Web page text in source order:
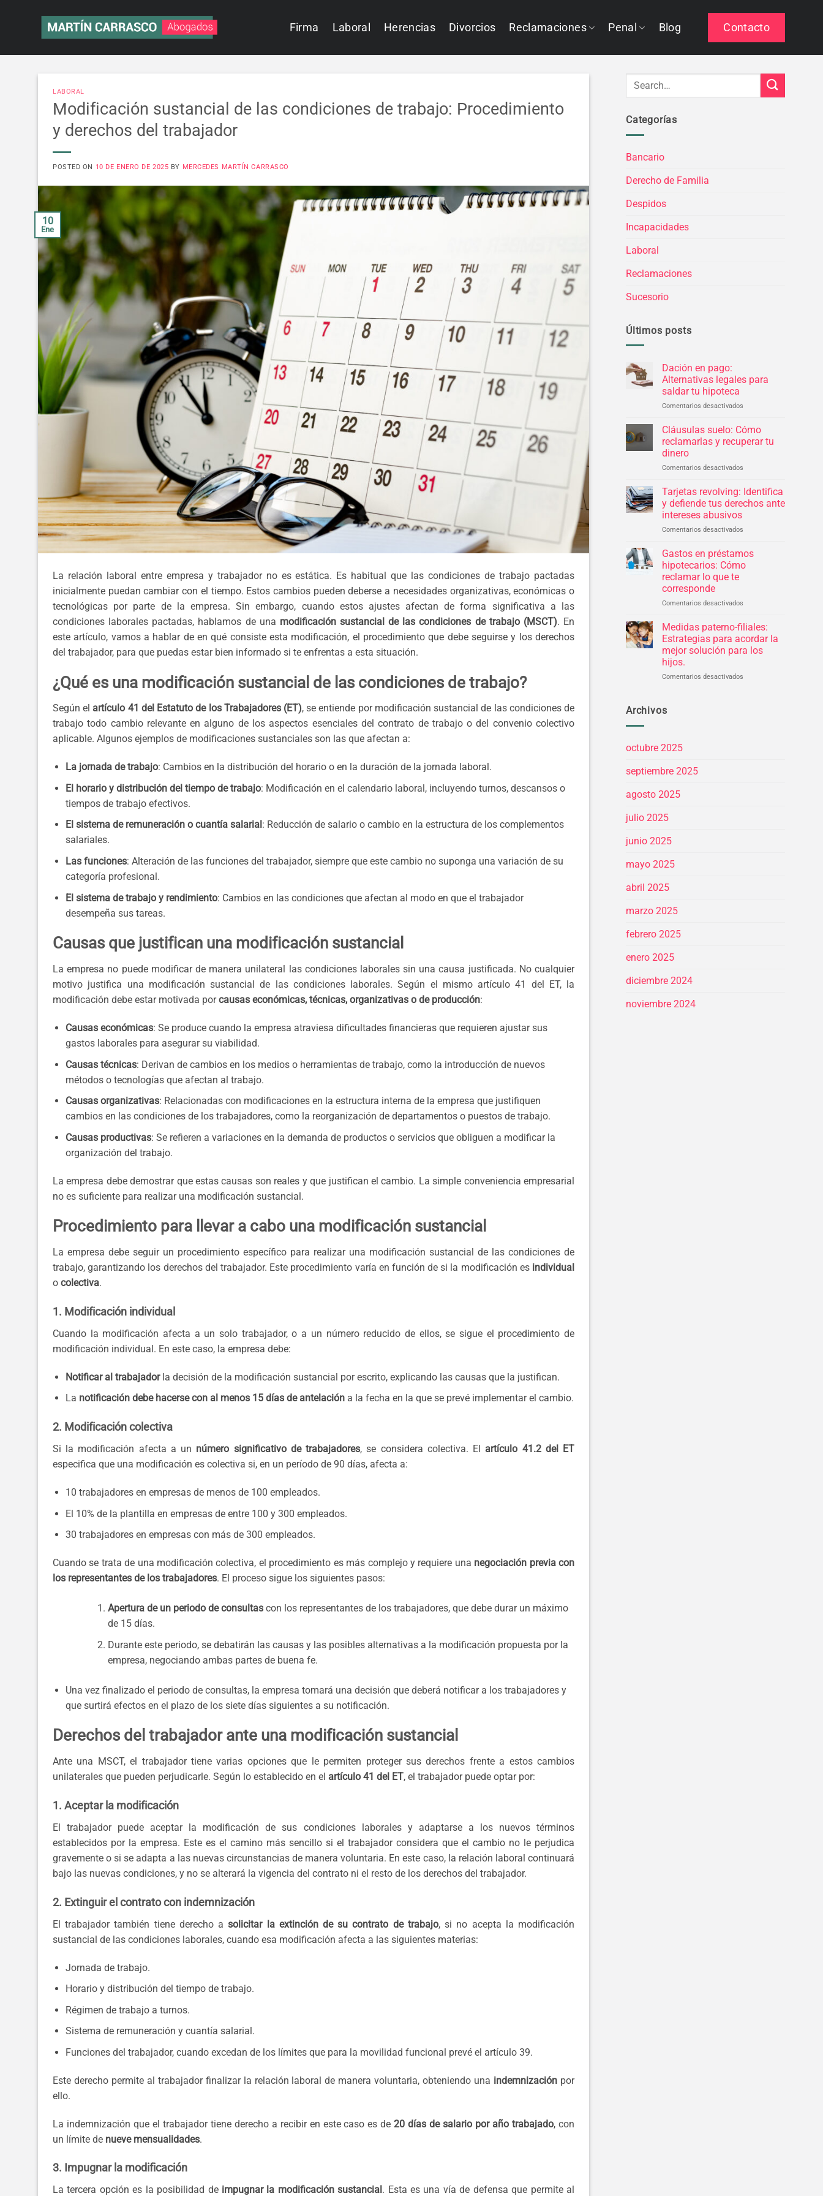
contenido
Firma Laboral Herencias Divorcios Reclamaciones Penal Blog Contacto
LABORAL
Modificación sustancial de las condiciones de trabajo: Procedimiento
y derechos del trabajador
POSTED ON 10 DE ENERO DE 2025 BY MERCEDES MARTÍN CARRASCO
10
Ene
La relación laboral entre empresa y trabajador no es estática. Es habitual que las condiciones de trabajo pactadas
inicialmente puedan cambiar con el tiempo. Estos cambios pueden deberse a necesidades organizativas, económicas o
tecnológicas por parte de la empresa. Sin embargo, cuando estos ajustes afectan de forma significativa a las
condiciones laborales pactadas, hablamos de una modificación sustancial de las condiciones de trabajo (MSCT). En
este artículo, vamos a hablar de en qué consiste esta modificación, el procedimiento que debe seguirse y los derechos
del trabajador, para que puedas estar bien informado si te enfrentas a esta situación.
¿Qué es una modificación sustancial de las condiciones de trabajo?
Según el artículo 41 del Estatuto de los Trabajadores (ET), se entiende por modificación sustancial de las condiciones de
trabajo todo cambio relevante en alguno de los aspectos esenciales del contrato de trabajo o del convenio colectivo
aplicable. Algunos ejemplos de modificaciones sustanciales son las que afectan a:
La jornada de trabajo: Cambios en la distribución del horario o en la duración de la jornada laboral.
El horario y distribución del tiempo de trabajo: Modificación en el calendario laboral, incluyendo turnos, descansos o
tiempos de trabajo efectivos.
El sistema de remuneración o cuantía salarial : Reducción de salario o cambio en la estructura de los complementos
salariales.
Las funciones: Alteración de las funciones del trabajador, siempre que este cambio no suponga una variación de su
categoría profesional.
El sistema de trabajo y rendimiento: Cambios en las condiciones que afectan al modo en que el trabajador
desempeña sus tareas.
Causas que justifican una modificación sustancial
La empresa no puede modificar de manera unilateral las condiciones laborales sin una causa justificada. No cualquier
motivo justifica una modificación sustancial de las condiciones laborales. Según el mismo artículo 41 del ET, la
modificación debe estar motivada porcausas económicas, técnicas, organizativas o de producción:
Causas económicas: Se produce cuando la empresa atraviesa dificultades financieras que requieren ajustar sus
gastos laborales para asegurar su viabilidad.
Causas técnicas: Derivan de cambios en los medios o herramientas de trabajo, como la introducción de nuevos
métodos o tecnologías que afectan al trabajo.
Causas organizativas: Relacionadas con modificaciones en la estructura interna de la empresa que justifiquen
cambios en las condiciones de los trabajadores, como la reorganización de departamentos o puestos de trabajo.
Causas productivas: Se refieren a variaciones en la demanda de productos o servicios que obliguen a modificar la
organización del trabajo.
La empresa debe demostrar que estas causas son reales y que justifican el cambio. La simple conveniencia empresarial
no es suficiente para realizar una modificación sustancial.
Procedimiento para llevar a cabo una modificación sustancial
La empresa debe seguir un procedimiento específico para realizar una modificación sustancial de las condiciones de
trabajo, garantizando los derechos del trabajador. Este procedimiento varía en función de si la modificación es individual
o colectiva.
1. Modificación individual
Cuando la modificación afecta a un solo trabajador, o a un número reducido de ellos, se sigue el procedimiento de
modificación individual. En este caso, la empresa debe:
Notificar al trabajadorla decisión de la modificación sustancial por escrito, explicando las causas que la justifican.
La notificación debe hacerse con al menos 15 días de antelacióna la fecha en la que se prevé implementar el cambio.
2. Modificación colectiva
Si la modificación afecta a un número significativo de trabajadores, se considera colectiva. El artículo 41.2 del ET
especifica que una modificación es colectiva si, en un período de 90 días, afecta a:
10 trabajadores en empresas de menos de 100 empleados.
El 10% de la plantilla en empresas de entre 100 y 300 empleados.
30 trabajadores en empresas con más de 300 empleados.
Cuando se trata de una modificación colectiva, el procedimiento es más complejo y requiere una negociación previa con
los representantes de los trabajadores. El proceso sigue los siguientes pasos:
Apertura de un periodo de consultascon los representantes de los trabajadores, que debe durar un máximo
de 15 días.
Durante este periodo, se debatirán las causas y las posibles alternativas a la modificación propuesta por la
empresa, negociando ambas partes de buena fe.
Una vez finalizado el periodo de consultas, la empresa tomará una decisión que deberá notificar a los trabajadores y
que surtirá efectos en el plazo de los siete días siguientes a su notificación.
Derechos del trabajador ante una modificación sustancial
Ante una MSCT, el trabajador tiene varias opciones que le permiten proteger sus derechos frente a estos cambios
unilaterales que pueden perjudicarle. Según lo establecido en el artículo 41 del ET, el trabajador puede optar por:
1. Aceptar la modificación
El trabajador puede aceptar la modificación de sus condiciones laborales y adaptarse a los nuevos términos
establecidos por la empresa. Este es el camino más sencillo si el trabajador considera que el cambio no le perjudica
gravemente o si se adapta a las nuevas circunstancias de manera voluntaria. En este caso, la relación laboral continuará
bajo las nuevas condiciones, y no se alterará la vigencia del contrato ni el resto de los derechos del trabajador.
2. Extinguir el contrato con indemnización
El trabajador también tiene derecho asolicitar la extinción de su contrato de trabajo, si no acepta la modificación
sustancial de las condiciones laborales, cuando esa modificación afecta a las siguientes materias:
Jornada de trabajo.
Horario y distribución del tiempo de trabajo.
Régimen de trabajo a turnos.
Sistema de remuneración y cuantía salarial.
Funciones del trabajador, cuando excedan de los límites que para la movilidad funcional prevé el artículo 39.
Este derecho permite al trabajador finalizar la relación laboral de manera voluntaria, obteniendo una indemnización por
ello.
La indemnización que el trabajador tiene derecho a recibir en este caso es de20 días de salario por año trabajado, con
un límite de nueve mensualidades.
3. Impugnar la modificación
La tercera opción es la posibilidad de impugnar la modificación sustancial . Esta es una vía de defensa que permite al
Categorías
Bancario
Derecho de Familia
Despidos
Incapacidades
Laboral
Reclamaciones
Sucesorio
Últimos posts
Dación en pago:
Alternativas legales para
saldar tu hipoteca
Comentarios desactivados
en
tu
hipoteca
Cláusulas suelo: Cómo
reclamarlas y recuperar tu
dinero
Comentarios desactivados
suelo:
Cómo
dinero
Tarjetas revolving: Identifica
y defiende tus derechos ante
intereses abusivos
Comentarios desactivados
revolving:
intereses
abusivos
Gastos en préstamos
hipotecarios: Cómo
reclamar lo que te
corresponde
Comentarios desactivados
en
préstamos
hipotecarios:
Cómo
Medidas paterno-filiales:
Estrategias para acordar la
mejor solución para los
hijos.
Comentarios desactivados
Archivos
octubre 2025
septiembre 2025
agosto 2025
julio 2025
junio 2025
mayo 2025
abril 2025
marzo 2025
febrero 2025
enero 2025
diciembre 2024
noviembre 2024